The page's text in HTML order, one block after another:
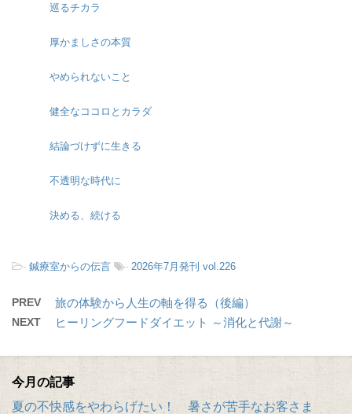
巡るチカラ
厚かましさの本質
やめられないこと
健全なココロとカラダ
結論づけずに生きる
不透明な時代に
決める、続ける
- 鍼療室からの伝言 - 2026年7月発刊 vol.226
PREV 旅の体験から人生の軸を得る（後編）
NEXT ヒーリングフードダイエット ～消化と代謝～
今月の記事
夏の不快感をやわらげたい！ 暑さが苦手なお客さま